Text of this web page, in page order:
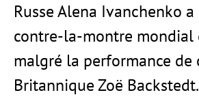
Russe Alena Ivanchenko
contre-la-montre mondial
malgré la performance de
Britannique Zoë Backstedt.